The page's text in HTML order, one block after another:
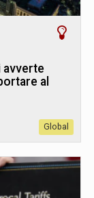
avverte
al
Global